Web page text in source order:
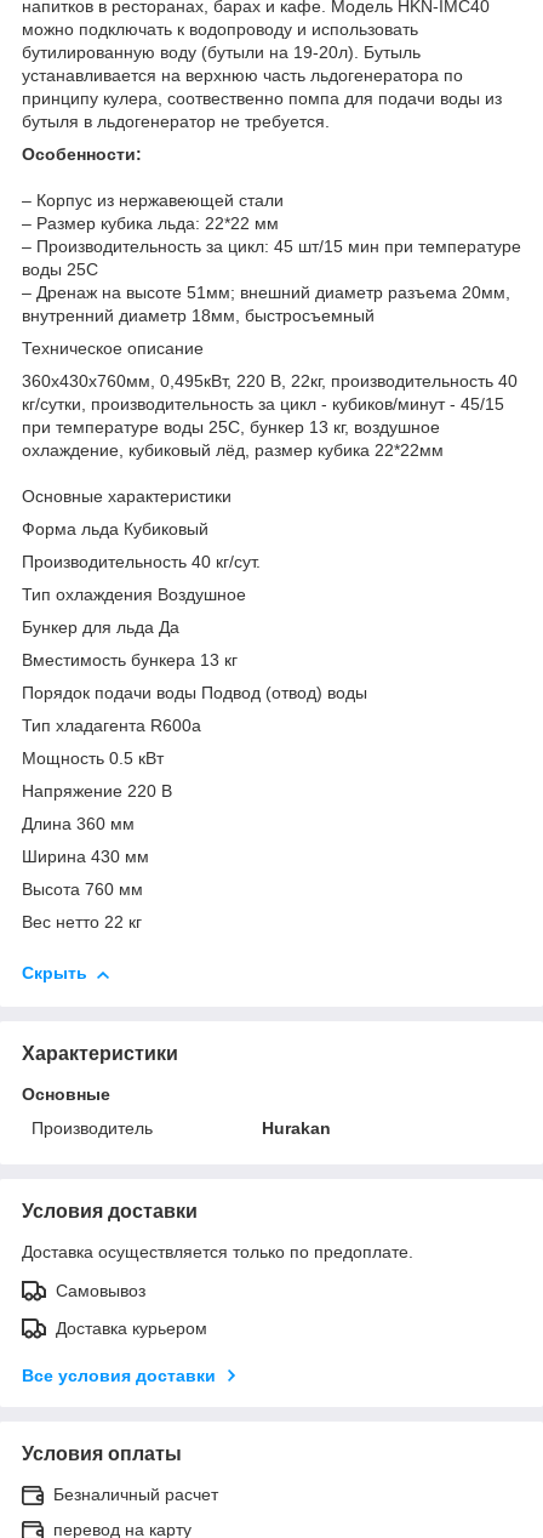
напитков в ресторанах, барах и кафе. Модель HKN-IMC40
можно подключать к водопроводу и использовать
бутилированную воду (бутыли на 19-20л). Бутыль
устанавливается на верхнюю часть льдогенератора по
принципу кулера, соотвественно помпа для подачи воды из
бутыля в льдогенератор не требуется.
Особенности:
– Корпус из нержавеющей стали
– Размер кубика льда: 22*22 мм
– Производительность за цикл: 45 шт/15 мин при температуре
воды 25C
– Дренаж на высоте 51мм; внешний диаметр разъема 20мм,
внутренний диаметр 18мм, быстросъемный
Техническое описание
360x430x760мм, 0,495кВт, 220 В, 22кг, производительность 40
кг/сутки, производительность за цикл - кубиков/минут - 45/15
при температуре воды 25С, бункер 13 кг, воздушное
охлаждение, кубиковый лёд, размер кубика 22*22мм
Основные характеристики
Форма льда Кубиковый
Производительность 40 кг/сут.
Тип охлаждения Воздушное
Бункер для льда Да
Вместимость бункера 13 кг
Порядок подачи воды Подвод (отвод) воды
Тип хладагента R600a
Мощность 0.5 кВт
Напряжение 220 В
Длина 360 мм
Ширина 430 мм
Высота 760 мм
Вес нетто 22 кг
Скрыть
Характеристики
Основные
Производитель
Hurakan
Условия доставки
Доставка осуществляется только по предоплате.
Самовывоз
Доставка курьером
Все условия доставки
Условия оплаты
Безналичный расчет
перевод на карту